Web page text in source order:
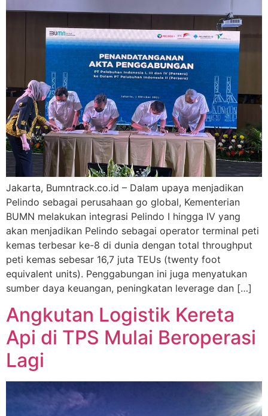
Jakarta, Bumntrack.co.id – Dalam upaya menjadikan
Pelindo sebagai perusahaan go global, Kementerian
BUMN melakukan integrasi Pelindo I hingga IV yang
akan menjadikan Pelindo sebagai operator terminal peti
kemas terbesar ke-8 di dunia dengan total throughput
peti kemas sebesar 16,7 juta TEUs (twenty foot
equivalent units). Penggabungan ini juga menyatukan
sumber daya keuangan, peningkatan leverage dan […]
Angkutan Logistik Kereta
Api di TPS Mulai Beroperasi
Lagi